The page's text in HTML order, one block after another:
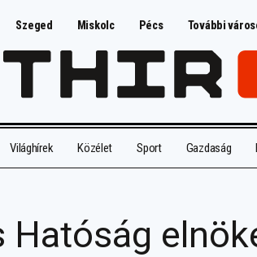
Szeged Miskolc Pécs További
Világhírek Közélet Sport Gazdaság